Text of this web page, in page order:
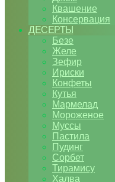
Квашение
Консервация
ДЕСЕРТЫ
Безе
Желе
Зефир
Ириски
Конфеты
Кутья
Мармелад
Мороженое
Муссы
Пастила
Пудинг
Сорбет
Тирамису
Халва